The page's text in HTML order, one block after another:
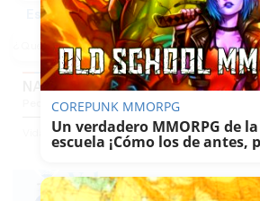
Es noticia Precio luz Padre
NAVIDAD
PequevozComprasPantallazos
Sabor Del Sur Navidad
COREPUNK MMORPG
Un verdadero MMORPG de
escuela ¡Cómo los de antes,